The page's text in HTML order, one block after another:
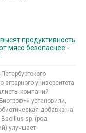
продуктивность
мясо безопаснее -
Петербургского
аграрного университета
компаний
установили,
добавка на
Bacillus sp. (род
улучшает